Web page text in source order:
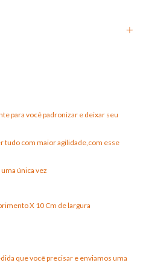
para você padronizar e deixar seu
tudo com maior agilidade,com esse
única vez
X 10 Cm de largura
que você precisar e enviamos uma